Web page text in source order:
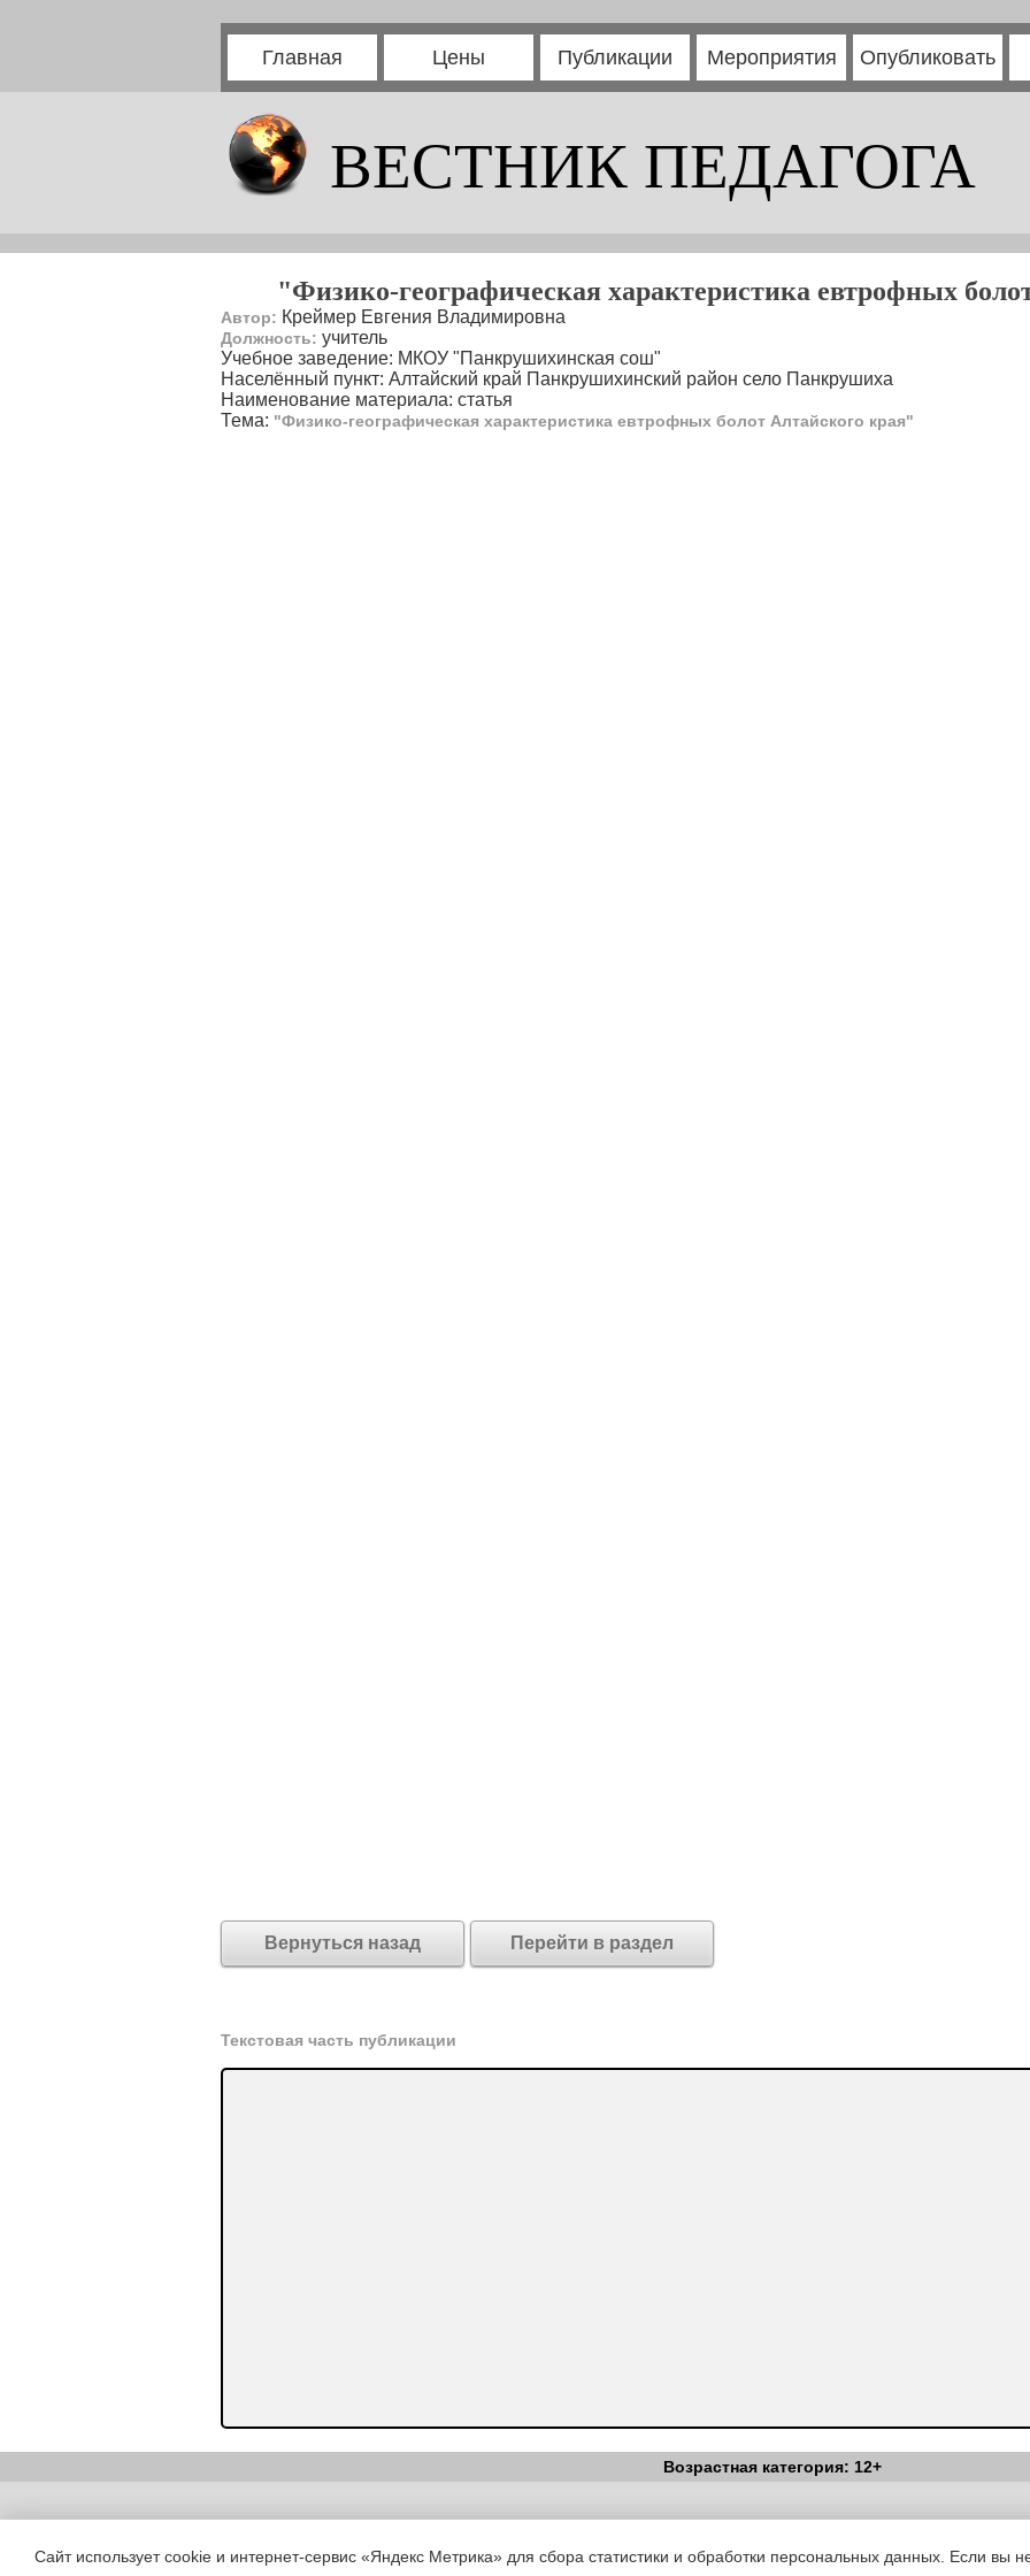
Главная Цены Публикации Мероприятия Опубликовать
ВЕСТНИК ПЕДАГОГА
"Физико-географическая характеристика евтрофных
Автор: Креймер Евгения Владимировна
Должность: учитель
Учебное заведение: МКОУ "Панкрушихинская сош"
Населённый пункт: Алтайский край Панкрушихинский район село Панкрушиха
Наименование материала: статья
Тема: "Физико-географическая характеристика евтрофных болот Алтайского края"
Вернуться назад Перейти в раздел
Текстовая часть публикации
Возрастная категория: 12+
Copyright (c) |Вестник Педагога|Об издании|Условия|Политика
Сайт использует cookie и интернет-сервис «Яндекс Метрика» для сбора статистики и обработки персональных данных. Если вы